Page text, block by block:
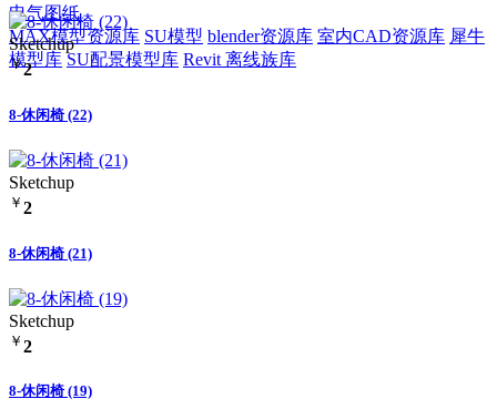
电气图纸
MAX模型资源库 SU模型 blender资源库 室内CAD资源库 犀牛
模型库 SU配景模型库 Revit 离线族库
Sketchup
￥2
8-休闲椅 (22)
Sketchup
￥ 2
8-休闲椅 (21)
Sketchup
￥ 2
8-休闲椅 (19)